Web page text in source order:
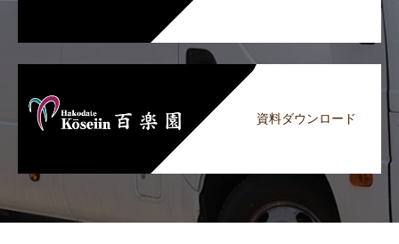
資料ダウンロード